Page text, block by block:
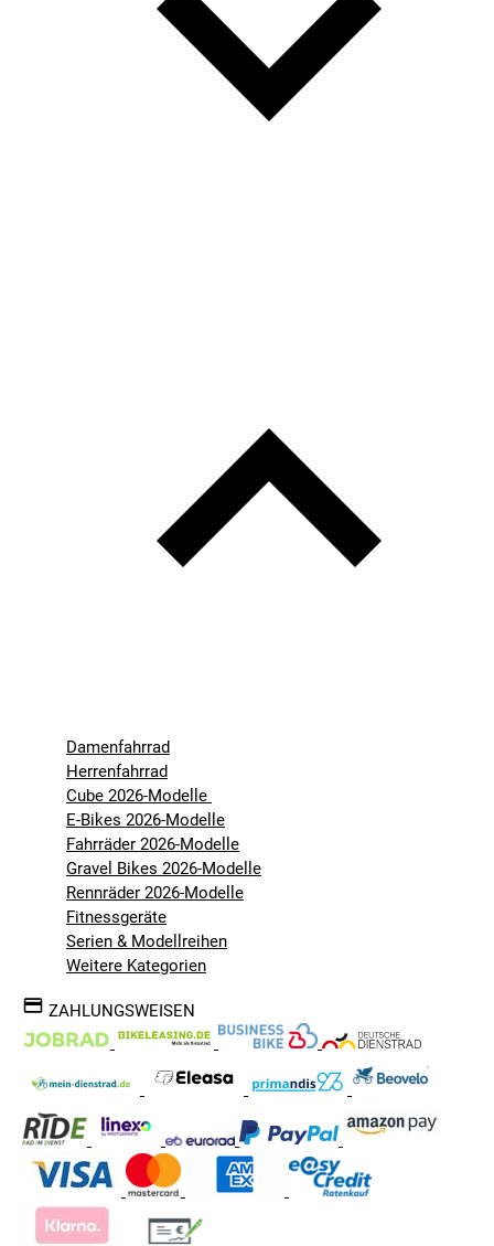
Damenfahrrad
Herrenfahrrad
Cube 2026-Modelle
E-Bikes 2026-Modelle
Fahrräder 2026-Modelle
Gravel Bikes 2026-Modelle
Rennräder 2026-Modelle
Fitnessgeräte
Serien & Modellreihen
Weitere Kategorien
ZAHLUNGSWEISEN